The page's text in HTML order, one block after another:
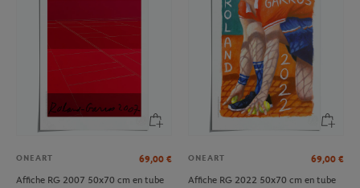
ONEART 69,00 €
Affiche RG 2007 50x70 cm en tube
ONEART 69,00 €
Affiche RG 2022 50x70 cm en tube